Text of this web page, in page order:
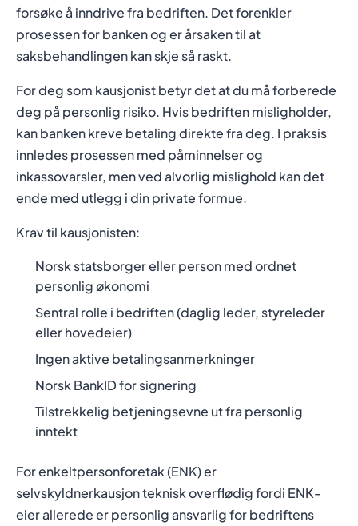
forsøke å inndrive fra bedriften. Det forenkler
prosessen for banken og er årsaken til at
saksbehandlingen kan skje så raskt.
For deg som kausjonist betyr det at du må forberede
deg på personlig risiko. Hvis bedriften misligholder,
kan banken kreve betaling direkte fra deg. I praksis
innledes prosessen med påminnelser og
inkassovarsler, men ved alvorlig mislighold kan det
ende med utlegg i din private formue.
Krav til kausjonisten:
Norsk statsborger eller person med ordnet
personlig økonomi
Sentral rolle i bedriften (daglig leder, styreleder
eller hovedeier)
Ingen aktive betalingsanmerkninger
Norsk BankID for signering
Tilstrekkelig betjeningsevne ut fra personlig
inntekt
For enkeltpersonforetak (ENK) er
selvskyldnerkausjon teknisk overflødig fordi ENK-
eier allerede er personlig ansvarlig for bedriftens